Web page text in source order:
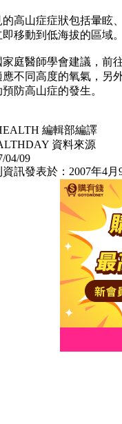
的高山症症狀包括暈眩
即移動到低海拔的區域。
家庭醫師學會建議，前
應不同高度的氧氣，另
防高山症的發生。
編輯部編譯
資料來源
04/09
訊發表於：2007年4月